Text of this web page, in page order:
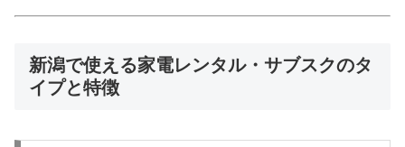
新潟で使える家電レンタル・サブスクのタ
イプと特徴